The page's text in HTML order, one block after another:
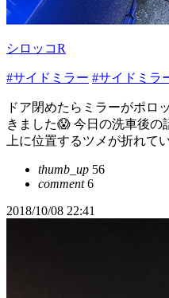
シロッコR
#サイドミラー #サイドミラ
ドア閉めたらミラーがポロ
きました😱 今日の洗車後の
上に位置するツメが折れて
thumb_up 56
comment6
2018/10/08 22:41